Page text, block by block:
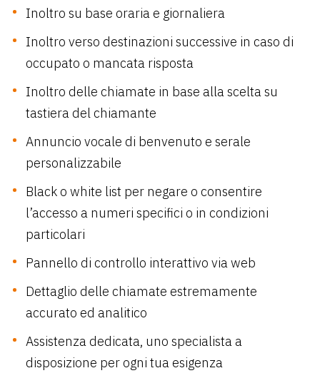
Inoltro su base oraria e giornaliera
Inoltro verso destinazioni successive in caso di
occupato o mancata risposta
Inoltro delle chiamate in base alla scelta su
tastiera del chiamante
Annuncio vocale di benvenuto e serale
personalizzabile
Black o white list per negare o consentire
l’accesso a numeri specifici o in condizioni
particolari
Pannello di controllo interattivo via web
Dettaglio delle chiamate estremamente
accurato ed analitico
Assistenza dedicata, uno specialista a
disposizione per ogni tua esigenza